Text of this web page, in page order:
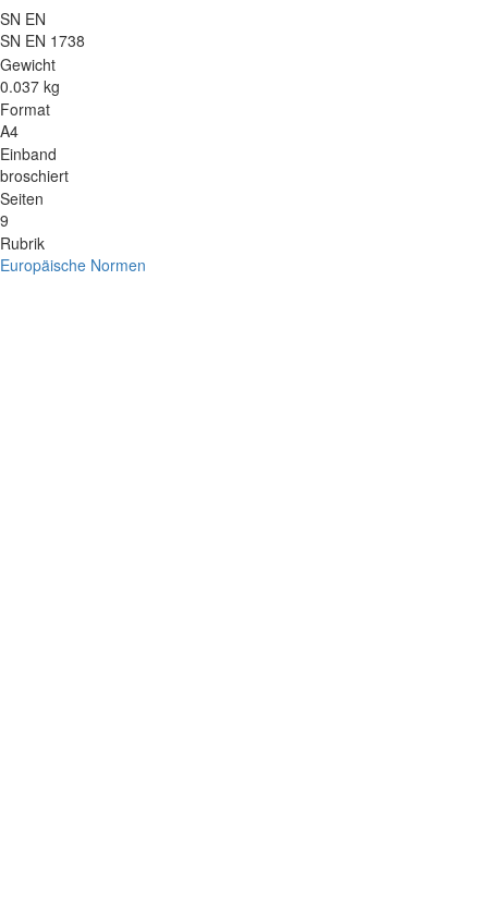
SN EN
SN EN 1738
Gewicht
0.037 kg
Format
A4
Einband
broschiert
Seiten
9
Rubrik
Europäische Normen